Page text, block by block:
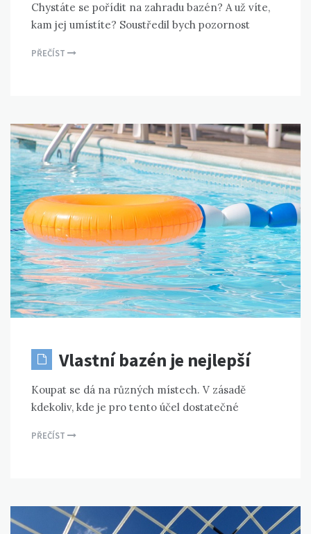
Chystáte se pořídit na zahradu bazén? A už víte,
kam jej umístíte? Soustředil bych pozornost
PŘEČÍST
Vlastní bazén je nejlepší
Koupat se dá na různých místech. V zásadě
kdekoliv, kde je pro tento účel dostatečné
PŘEČÍST